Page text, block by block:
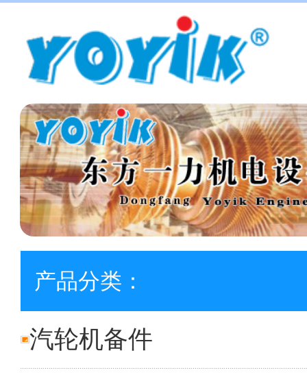
产品分类：
汽轮机备件